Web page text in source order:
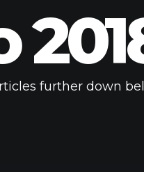
further down